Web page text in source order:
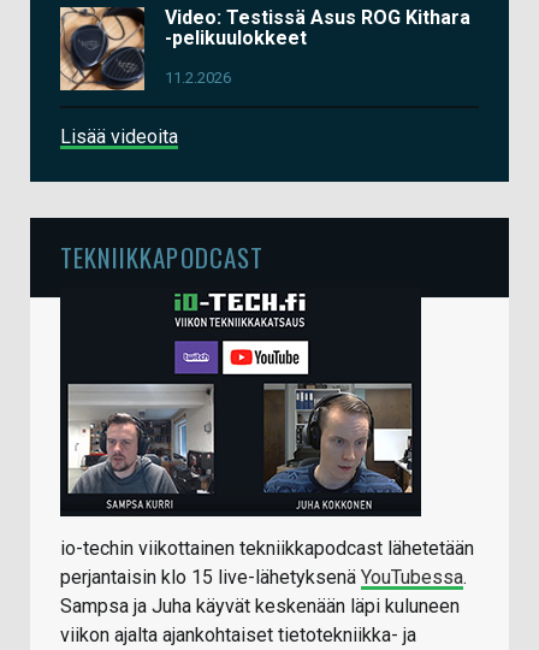
Video: Testissä Asus ROG Kithara
-pelikuulokkeet
11.2.2026
Lisää videoita
TEKNIIKKAPODCAST
io-techin viikottainen tekniikkapodcast lähetetään
perjantaisin klo 15 live-lähetyksenä YouTubessa.
Sampsa ja Juha käyvät keskenään läpi kuluneen
viikon ajalta ajankohtaiset tietotekniikka- ja